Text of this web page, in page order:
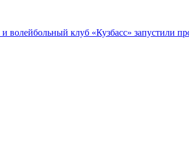
волейбольный клуб «Кузбасс» запустили